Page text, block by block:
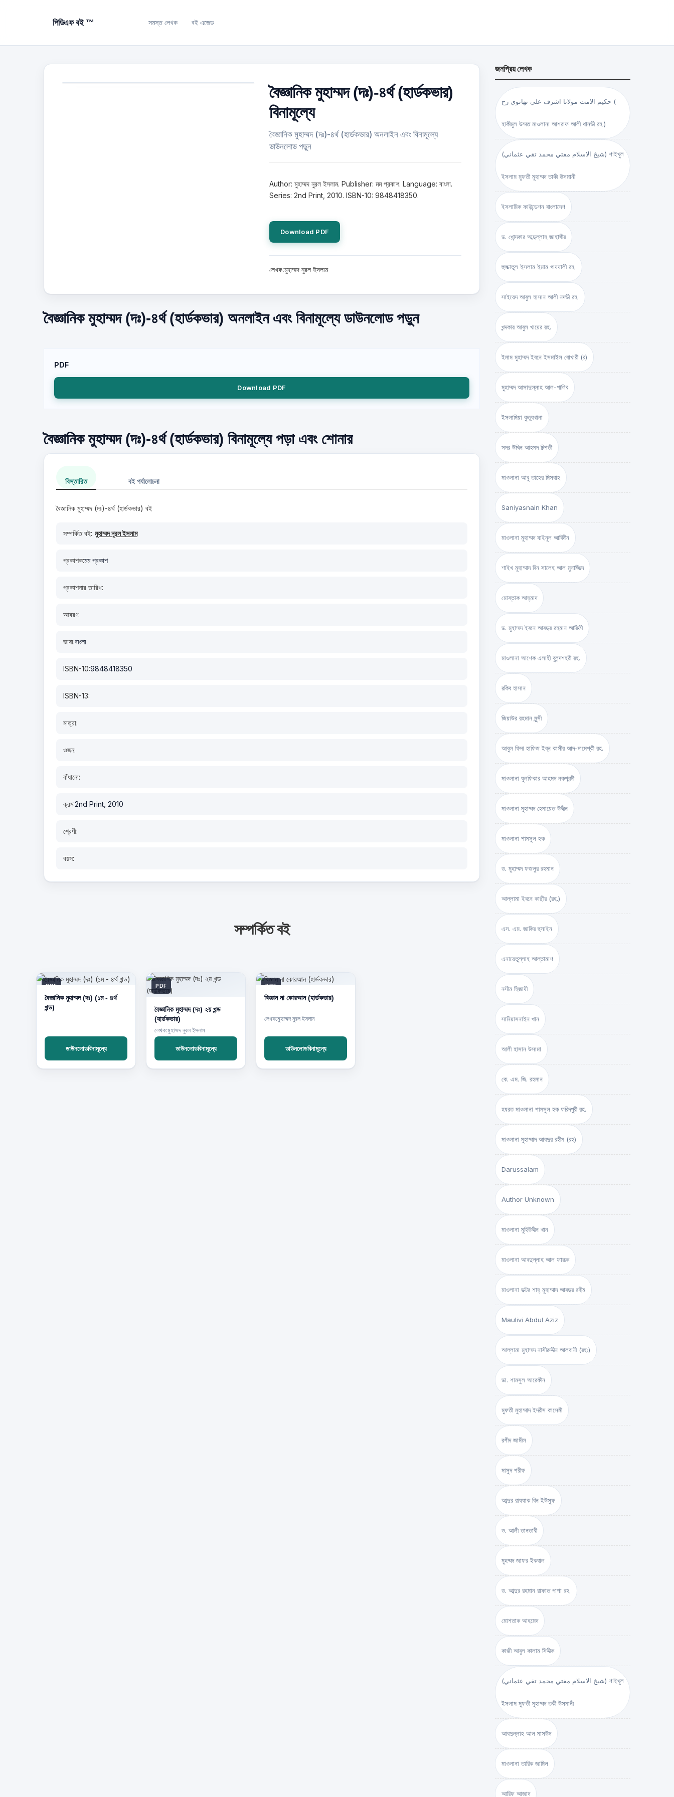
পিডিএফ বই ™ সমস্ত লেখক বই এজেড
বৈজ্ঞানিক মুহাম্মদ (দঃ)-৪র্থ (হার্ডকভার)
বিনামূল্যে
বৈজ্ঞানিক মুহাম্মদ (দঃ)-৪র্থ (হার্ডকভার) অনলাইন এবং বিনামূল্যে
ডাউনলোড পড়ুন
Author: মুহাম্মদ নুরল ইসলাম. Publisher: মম প্রকাশ. Language: বাংলা.
Series: 2nd Print, 2010. ISBN-10: 9848418350.
Download PDF
লেখক:মুহাম্মদ নুরল ইসলাম
বৈজ্ঞানিক মুহাম্মদ (দঃ)-৪র্থ (হার্ডকভার) অনলাইন এবং বিনামূল্যে ডাউনলোড পড়ুন
PDF
Download PDF
বৈজ্ঞানিক মুহাম্মদ (দঃ)-৪র্থ (হার্ডকভার) বিনামূল্যে পড়া এবং শোনার
বিস্তারিত বই পর্যালোচনা
বৈজ্ঞানিক মুহাম্মদ (দঃ)-৪র্থ (হার্ডকভার) বই
সম্পর্কিত বই: মুহাম্মদ নুরল ইসলাম
প্রকাশক:মম প্রকাশ
প্রকাশনার তারিখ:
আবরণ:
ভাষা:বাংলা
ISBN-10:9848418350
ISBN-13:
মাত্রা:
ওজন:
বাঁধানো:
ক্রম:2nd Print, 2010
শ্রেণী:
বয়স:
সম্পর্কিত বই
PDF
বৈজ্ঞানিক মুহাম্মদ (দঃ) (১ম - ৪র্থ
খন্ড)
ডাউনলোডবিনামূল্যে
PDF
বৈজ্ঞানিক মুহাম্মদ (দঃ) ২য় খন্ড
(হার্ডকভার)
লেখক:মুহাম্মদ নুরল ইসলাম
ডাউনলোডবিনামূল্যে
PDF
বিজ্ঞান না কোরআন (হার্ডকভার)
লেখক:মুহাম্মদ নুরল ইসলাম
ডাউনলোডবিনামূল্যে
জনপ্রিয় লেখক
حكيم الامت مولانا اشرف علي تهانوي رح (
হাকীমুল উম্মত মাওলানা আশরাফ আলী থানভী রহ.)
(شيخ الاسلام مفتي محمد تقي عثماني) শাইখুল
ইসলাম মুফতী মুহাম্মদ তাকী উসমানী
ইসলামিক ফাউন্ডেশন বাংলাদেশ
ড. খোন্দকার আব্দুল্লাহ জাহাঙ্গীর
হুজ্জাতুল ইসলাম ইমাম গাযযালী রহ.
সাইয়েদ আবুল হাসান আলী নদভী রহ.
খন্দকার আবুল খায়ের রহ.
ইমাম মুহাম্মদ ইবনে ইসমাইল বোখারী (র)
মুহাম্মদ আসাদুল্লাহ আল-গালিব
ইসলামিয়া কুতুবখানা
সদর উদ্দিন আহমদ চিশতী
মাওলানা আবু তাহের মিসবাহ
Saniyasnain Khan
মাওলানা মুহাম্মদ যাইনুল আবিদীন
শাইখ মুহাম্মাদ বিন সালেহ আল মুনাজ্জিদ
মোস্তাক আহ্‌মাদ
ড. মুহাম্মদ ইবনে আবদুর রহমান আরিফী
মাওলানা আশেক এলাহী বুলন্দশহরী রহ.
রকিব হাসান
জিয়াউর রহমান মুন্সী
আবুল ফিদা হাফিজ ইব্‌ন কাসীর আদ-দামেশ্‌কী রহ.
মাওলানা যুলফিকার আহমদ নকশবন্দী
মাওলানা মুহাম্মদ হেমায়েত উদ্দীন
মাওলানা শামসুল হক
ড. মুহাম্মদ ফজলুর রহমান
আল্লামা ইবনে কাছীর (রহ.)
এস. এম. জাকির হুসাইন
এনায়েতুল্লাহ আল্‌তামাশ
নসীম হিজাযী
সানিয়াসনাইন খান
আলী হাসান উসামা
কে. এম. জি. রহমান
হযরত মাওলানা শামসুল হক ফরিদপুরী রহ.
মাওলানা মুহাম্মাদ আবদুর রহীম (রহ)
Darussalam
Author Unknown
মাওলানা মুহিউদ্দীন খান
মাওলানা আবদুল্লাহ আল ফারূক
মাওলানা ডক্টর শাহ্‌ মুহাম্মাদ আবদুর রহীম
Maulivi Abdul Aziz
আল্লামা মুহাম্মদ নাসীরুদ্দীন আলবানী (রহঃ)
ডা. শামসুল আরেফীন
মুফতী মুহাম্মাদ ইদরীস কাসেমী
রশীদ জামীল
মাসুদ শরীফ
আব্দুর রাযযাক বিন ইউসুফ
ড. আলী তানতাবী
মুহম্মদ জাফর ইকবাল
ড. আব্দুর রহমান রাফাত পাশা রহ.
মোশতাক আহমেদ
কাজী আবুল কালাম সিদ্দীক
(شيخ الاسلام مفتي محمد تقي عثماني) শাইখুল
ইসলাম মুফতী মুহাম্মদ তকী উসমানী
আবদুল্লাহ আল মাসউদ
মাওলানা তারিক জামিল
আরিফ আজাদ